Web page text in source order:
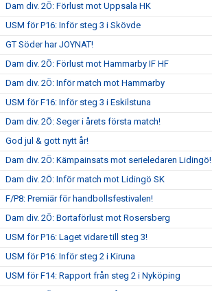
Dam div. 2Ö: Förlust mot Uppsala HK
USM för P16: Inför steg 3 i Skövde
GT Söder har JOYNAT!
Dam div. 2Ö: Förlust mot Hammarby IF HF
Dam div. 2Ö: Inför match mot Hammarby
USM för F16: Inför steg 3 i Eskilstuna
Dam div. 2Ö: Seger i årets första match!
God jul & gott nytt år!
Dam div. 2Ö: Kämpainsats mot serieledaren Lidingö!
Dam div. 2Ö: Inför match mot Lidingö SK
F/P8: Premiär för handbollsfestivalen!
Dam div. 2Ö: Bortaförlust mot Rosersberg
USM för P16: Laget vidare till steg 3!
USM för P16: Inför steg 2 i Kiruna
USM för F14: Rapport från steg 2 i Nyköping